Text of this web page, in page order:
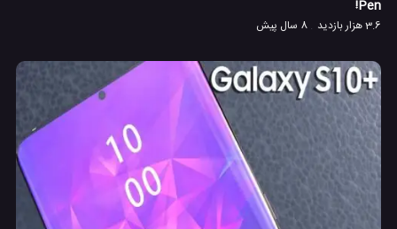
Pen!
3.6 هزار بازدید 8 سال پیش